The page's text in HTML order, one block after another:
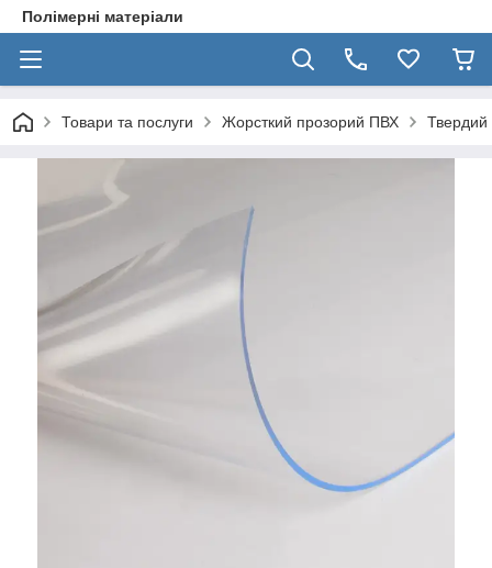
Полімерні матеріали
Товари та послуги Жорсткий прозорий ПВХ